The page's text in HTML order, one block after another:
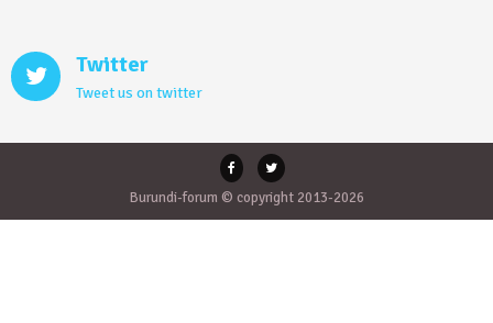
Twitter
Tweet us on twitter
Burundi-forum © copyright 2013-2026